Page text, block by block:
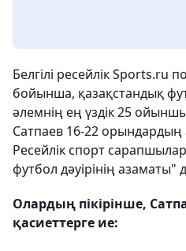
Белгілі ресейлік Sports.ru
бойынша, қазақстандық
әлемнің ең үздік 25
Сатпаев 16-22
Ресейлік спорт
футбол дәуірінің азаматы"
Олардың пікірінше,
қасиеттерге ие: